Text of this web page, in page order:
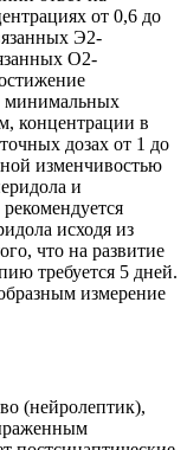
от 0,6 до
Э2-
О2-
минимальных
концентрации в
дозах от 1 до
изменчивостью
и
исходя из
что на развитие
требуется 5 дней.
измерение
(нейролептик),